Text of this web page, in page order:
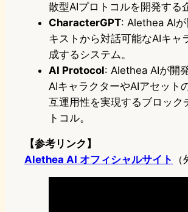
散型AIプロトコルを開発する
CharacterGPT: Alethea AI
キストから対話可能なAIキャ
成するシステム。
AI Protocol: Alethea AIが開
AIキャラクターやAIアセット
互運用性を実現するブロック
トコル。
【参考リンク】
Alethea AI オフィシャルサイト